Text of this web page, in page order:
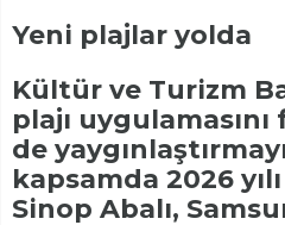
Yeni plajlar yolda
Kültür ve Turizm
plajı
de
kapsamda 2026
Sinop Abalı,